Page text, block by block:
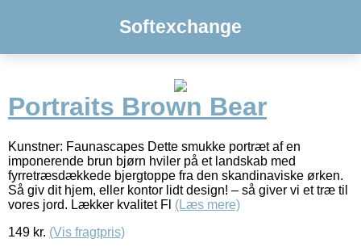
Softexchange
Portraits Brown Bear
Kunstner: Faunascapes Dette smukke portræt af en
imponerende brun bjørn hviler på et landskab med
fyrretræsdækkede bjergtoppe fra den skandinaviske ørken.
Så giv dit hjem, eller kontor lidt design! – så giver vi et træ til
vores jord. Lækker kvalitet Fl (Læs mere)
149 kr. (Vis fragtpris)